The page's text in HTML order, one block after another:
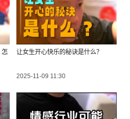
怎
让女生开心快乐的秘诀是什么？
2025-11-09 11:30